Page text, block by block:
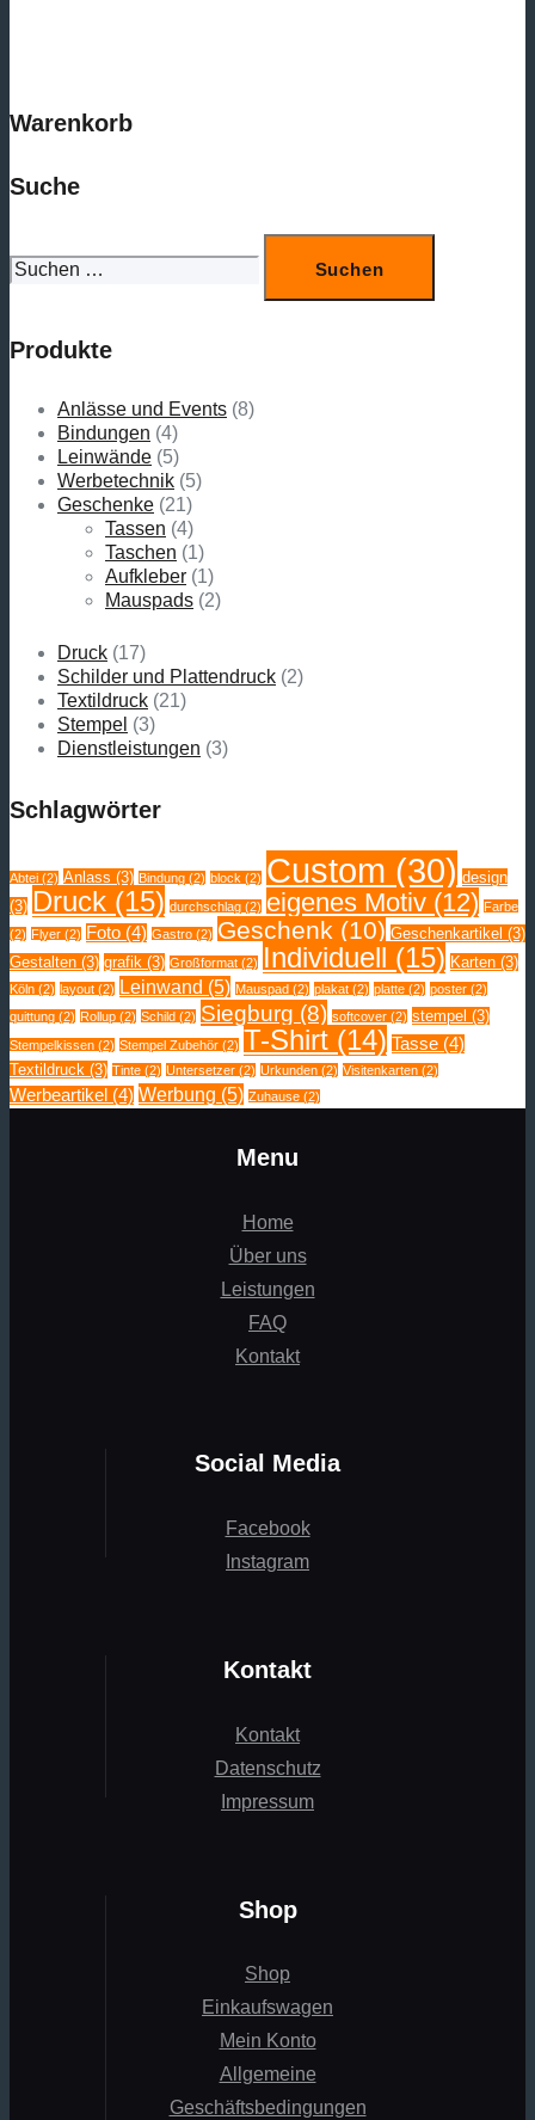
Warenkorb
Suche
nach:
Produkte
Anlässe und Events (8)
Bindungen (4)
Leinwände (5)
Werbetechnik (5)
Geschenke (21)
Tassen (4)
Taschen (1)
Aufkleber (1)
Mauspads (2)
Druck (17)
Schilder und Plattendruck (2)
Textildruck (21)
Stempel (3)
Dienstleistungen (3)
Schlagwörter
Abtei (2) Anlass (3) Bindung (2) block (2) Custom (30) design
(3) Druck (15) durchschlag (2) eigenes Motiv (12) Farbe
(2) Flyer (2) Foto (4) Gastro (2) Geschenk (10) Geschenkartikel (3)
Gestalten (3) grafik (3) Großformat (2) Individuell (15) Karten (3)
Köln (2) layout (2) Leinwand (5) Mauspad (2) plakat (2) platte (2) poster (2)
quittung (2) Rollup (2) Schild (2) Siegburg (8) softcover (2) stempel (3)
Stempelkissen (2) Stempel Zubehör (2) T-Shirt (14) Tasse (4)
Textildruck (3) Tinte (2) Untersetzer (2) Urkunden (2) Visitenkarten (2)
Werbeartikel (4) Werbung (5) Zuhause (2)
Menu
Home
Über uns
Leistungen
FAQ
Kontakt
Social Media
Facebook
Instagram
Kontakt
Kontakt
Datenschutz
Impressum
Shop
Shop
Einkaufswagen
Mein Konto
Allgemeine
Geschäftsbedingungen